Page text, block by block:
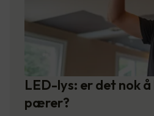
LED-lys: er det nok
pærer?